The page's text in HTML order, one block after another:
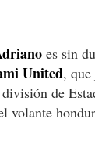
es sin
United,
de
volante